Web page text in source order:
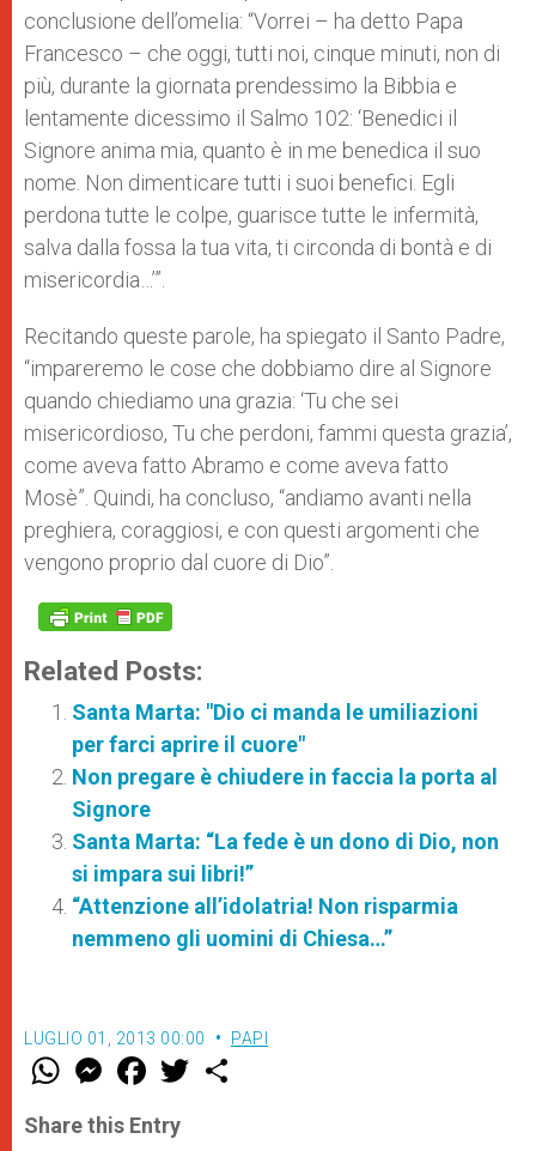
conclusione dell’omelia: “Vorrei – ha detto Papa
Francesco – che oggi, tutti noi, cinque minuti, non di
più, durante la giornata prendessimo la Bibbia e
lentamente dicessimo il Salmo 102: ‘Benedici il
Signore anima mia, quanto è in me benedica il suo
nome. Non dimenticare tutti i suoi benefici. Egli
perdona tutte le colpe, guarisce tutte le infermità,
salva dalla fossa la tua vita, ti circonda di bontà e di
misericordia…’”.
Recitando queste parole, ha spiegato il Santo Padre,
“impareremo le cose che dobbiamo dire al Signore
quando chiediamo una grazia: ‘Tu che sei
misericordioso, Tu che perdoni, fammi questa grazia’,
come aveva fatto Abramo e come aveva fatto
Mosè”. Quindi, ha concluso, “andiamo avanti nella
preghiera, coraggiosi, e con questi argomenti che
vengono proprio dal cuore di Dio”.
Related Posts:
Santa Marta: "Dio ci manda le umiliazioni
per farci aprire il cuore"
Non pregare è chiudere in faccia la porta al
Signore
Santa Marta: “La fede è un dono di Dio, non
si impara sui libri!”
“Attenzione all’idolatria! Non risparmia
nemmeno gli uomini di Chiesa…”
LUGLIO 01, 2013 00:00 PAPI
W
t
s
M
e
s
e
F
a
e
b
w
Share this Entry